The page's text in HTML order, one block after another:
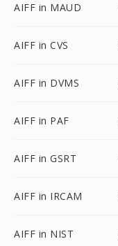
AIFF in MAUD
AIFF in CVS
AIFF in DVMS
AIFF in PAF
AIFF in GSRT
AIFF in IRCAM
AIFF in NIST